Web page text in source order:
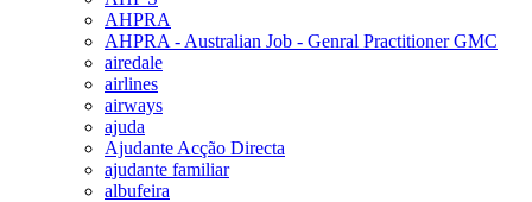
AHPRA
AHPRA - Australian Job - Genral Practitioner GMC
airedale
airlines
airways
ajuda
Ajudante Acção Directa
ajudante familiar
albufeira